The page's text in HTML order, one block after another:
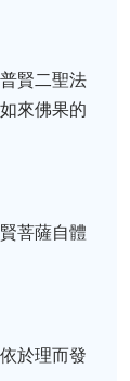
賢二聖法
來佛果的
菩薩自體
於理而發